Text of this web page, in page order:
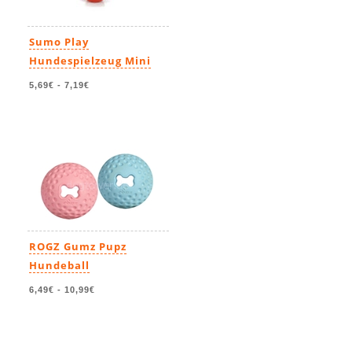
Sumo Play
Hundespielzeug Mini
5,69€ - 7,19€
ROGZ Gumz Pupz
Hundeball
6,49€ - 10,99€